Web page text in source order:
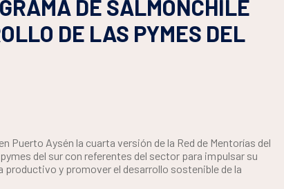
DE SALMONCHILE
DE LAS PYMES DEL
Puerto Aysén la cuarta versión de la Red de Mentorías del
del sur con referentes del sector para impulsar su
y promover el desarrollo sostenible de la